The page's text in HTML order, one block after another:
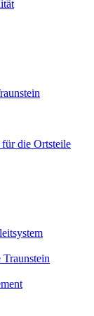
die Ortsteile